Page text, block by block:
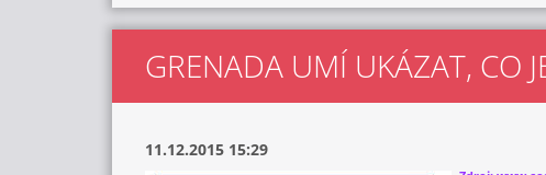
GRENADA UMÍ UKÁZAT, CO
11.12.2015 15:29